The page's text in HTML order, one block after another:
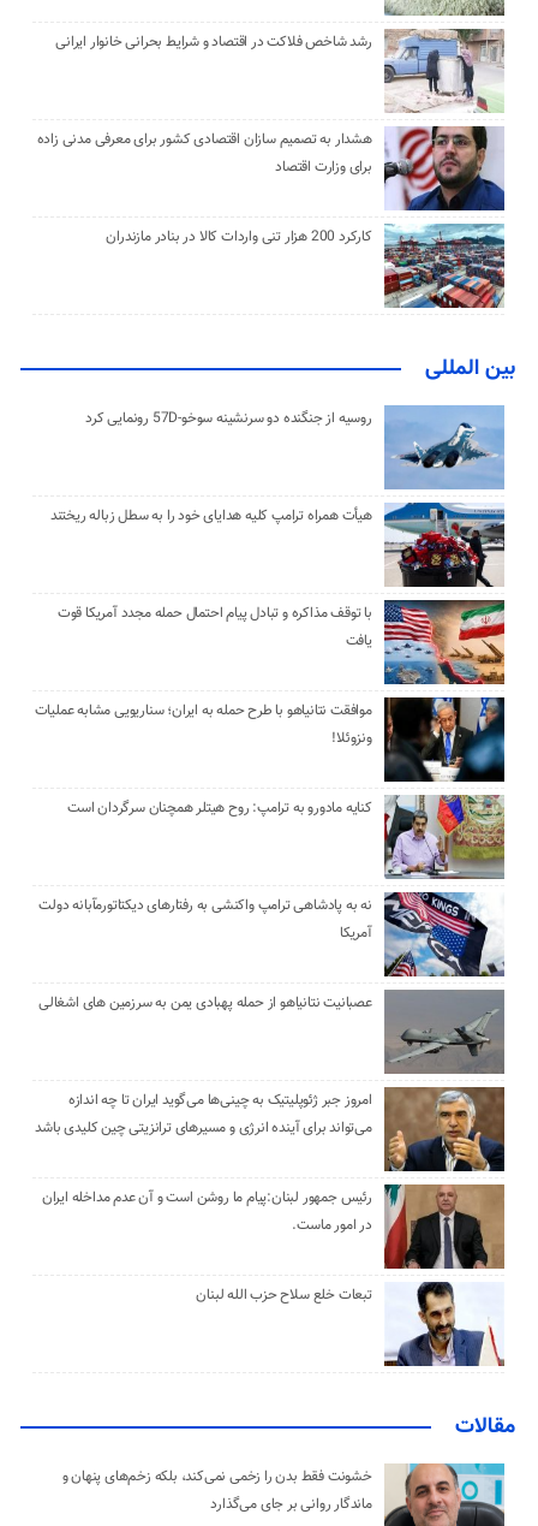
رشد شاخص فلاکت در اقتصاد و شرایط بحرانی خانوار ایرانی
هشدار به تصمیم سازان اقتصادی کشور برای معرفی مدنی زاده
برای وزارت اقتصاد
کارکرد 200 هزار تنی واردات کالا در بنادر مازندران
بین المللی
روسیه از جنگنده دو سرنشینه سوخو-57D رونمایی کرد
هیأت همراه ترامپ کلیه هدایای خود را به سطل زباله ریختند
با توقف مذاکره و تبادل پیام احتمال حمله مجدد آمریکا قوت
یافت
موافقت نتانیاهو با طرح حمله به ایران؛ سناریویی مشابه عملیات
ونزوئلا!
کنایه مادورو به ترامپ: روح هیتلر همچنان سرگردان است
نه به پادشاهی ترامپ واکنشی به رفتارهای دیکتاتورمآبانه دولت
آمریکا
عصبانیت نتانیاهو از حمله پهبادی یمن به سرزمین های اشغالی
امروز جبر ژئوپلیتیک به چینی‌ها می‌گوید ایران تا چه اندازه
می‌تواند برای آینده انرژی و مسیرهای ترانزیتی چین کلیدی باشد
رئیس جمهور لبنان:پیام ما روشن است و آن عدم مداخله ایران
در امور ماست.
تبعات خلع سلاح حزب الله لبنان
مقالات
خشونت فقط بدن را زخمی نمی‌کند، بلکه زخم‌های پنهان و
ماندگار روانی بر جای می‌گذارد